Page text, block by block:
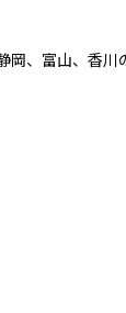
岡、富山、香